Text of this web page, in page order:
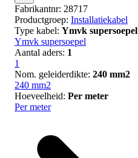
Fabrikantnr: 28717
Productgroep: Installatiekabel
Type kabel: Ymvk supersoepel
Ymvk supersoepel
Aantal aders: 1
1
Nom. geleiderdikte: 240 mm2
240 mm2
Hoeveelheid: Per meter
Per meter